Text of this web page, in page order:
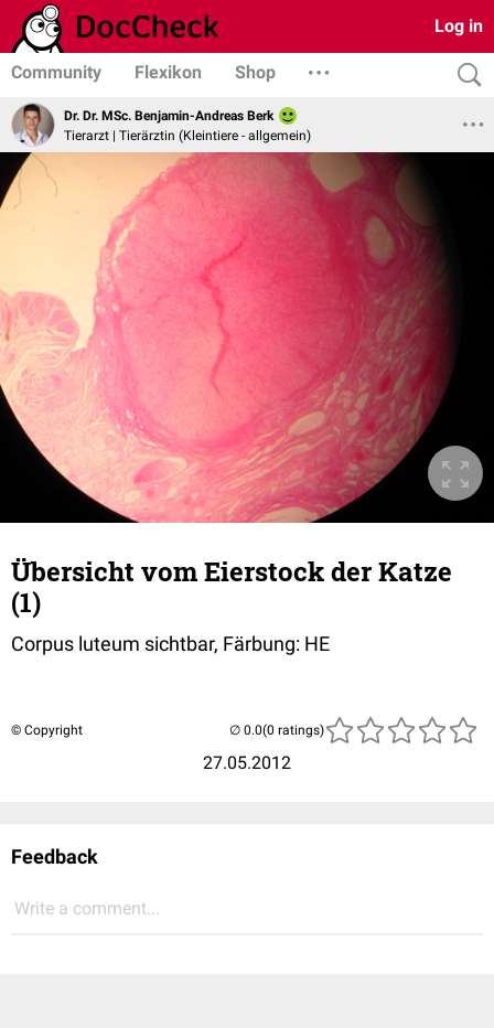
Log in
Community Flexikon Shop
Dr. Dr. MSc. Benjamin-Andreas Berk
Tierarzt | Tierärztin (Kleintiere - allgemein)
Übersicht vom Eierstock der Katze
(1)
Corpus luteum sichtbar, Färbung: HE
© Copyright
27.05.2012
(0 ratings)
Feedback
Write a comment...